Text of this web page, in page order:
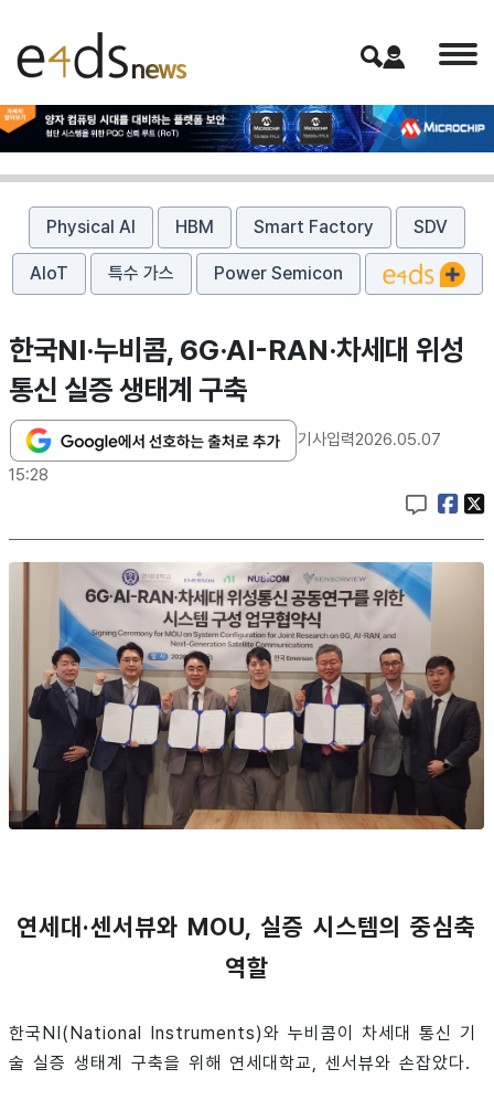
Physical AI HBM Smart Factory SDV
AIoT 특수 가스 Power Semicon
한국NI·누비콤, 6G·AI-RAN·차세대 위성
통신 실증 생태계 구축
기사입력2026.05.07
15:28
연세대·센서뷰와 MOU, 실증 시스템의 중심축
역할
한국NI(National Instruments)와 누비콤이 차세대 통신 기
술 실증 생태계 구축을 위해 연세대학교, 센서뷰와 손잡았다.